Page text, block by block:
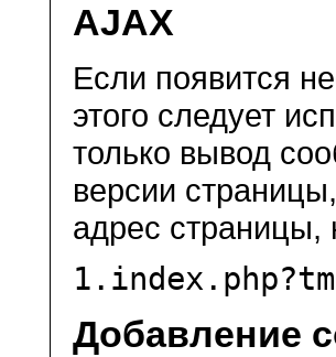
AJAX
Если появится
этого следует
только вывод
версии
адрес
1.
Добавление